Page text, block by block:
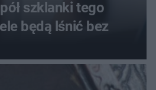
szklanki tego
będą lśnić bez